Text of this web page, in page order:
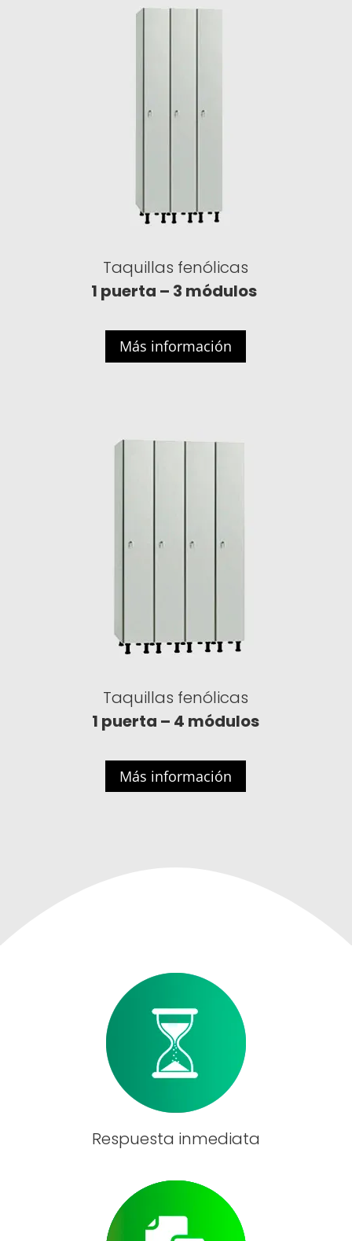
Taquillas fenólicas
1 puerta – 3 módulos
Más información
Taquillas fenólicas
1 puerta – 4 módulos
Más información
Respuesta inmediata